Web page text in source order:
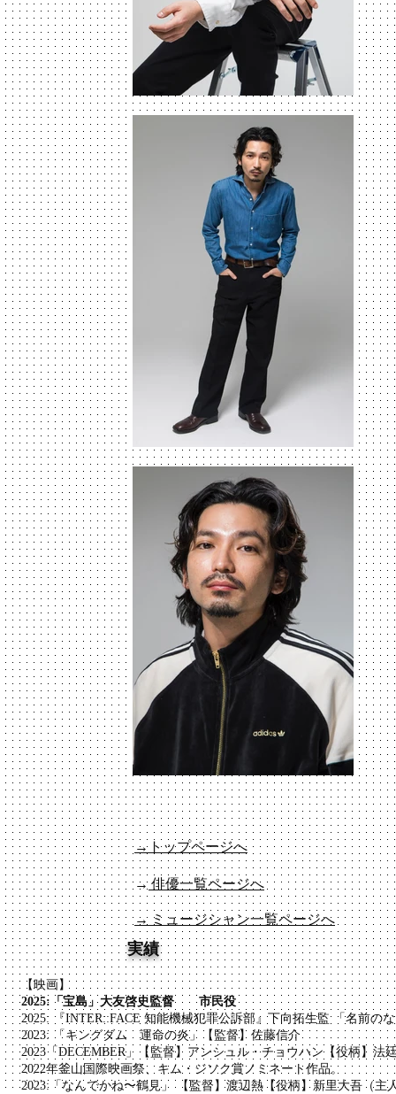
→トップページへ
→ 俳優一覧ページへ
→ ミュージシャン一覧ページへ
​実績
【映画】
2025:「宝島」大友啓史監督 市民役
2025: 『INTER::FACE 知能機械犯罪公訴部』下向拓生監 「名前
2023: 「キングダム 運命の炎」【監督】佐藤信介
2023「DECEMBER」【監督】アンシュル・チョウハン【役柄】法
2022年釜山国際映画祭、キム・ジソク賞ノミネート作品。
2023:「なんでかね〜鶴見」 【監督】渡辺熱【役柄】新里大吾（主